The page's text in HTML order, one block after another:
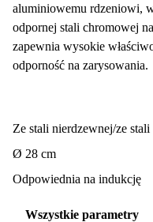
aluminiowemu rdzeniowi,
odpornej stali chromowej
zapewnia wysokie
odporność na zarysowania.
Ze stali nierdzewnej/ze stali
Ø 28 cm
Odpowiednia na indukcję
Wszystkie parametry